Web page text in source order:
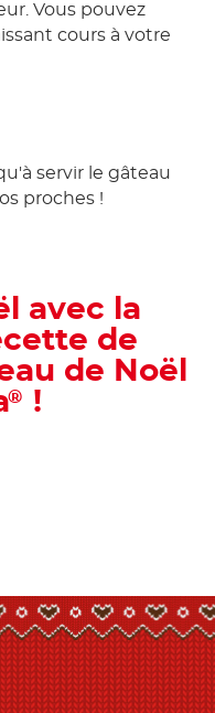
Vous pouvez
cours à votre
servir le gâteau
proches !
avec la
de
de Noël
® !